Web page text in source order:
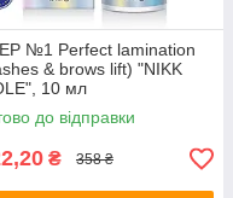
№1 Perfect lamination
& brows lift) "NIKK
10 мл
до відправки
₴ 358 ₴